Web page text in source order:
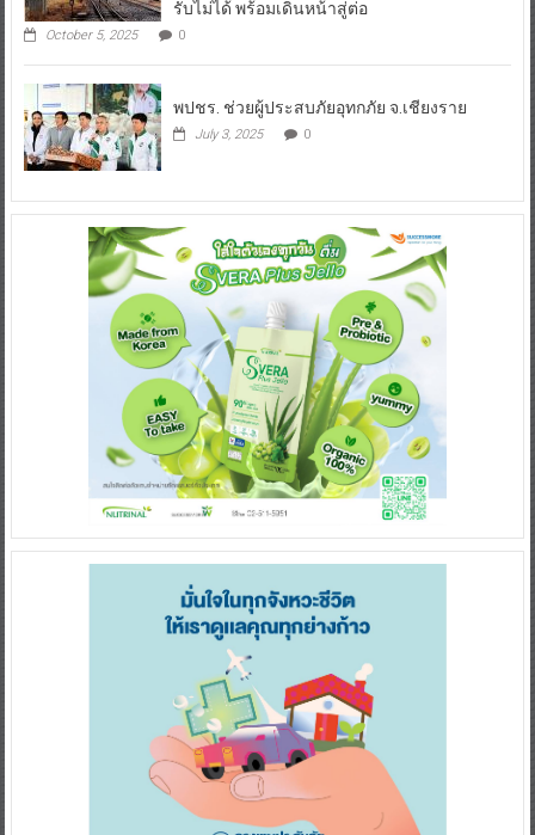
รับไม่ได้ พร้อมเดินหน้าสู่ต่อ
October 5, 2025 0
พปชร. ช่วยผู้ประสบภัยอุทกภัย จ.เชียงราย
July 3, 2025 0